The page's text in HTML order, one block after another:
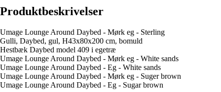
Produktbeskrivelser
Umage Lounge Around Daybed - Mørk eg - Sterling
Gulli, Daybed, gul, H43x80x200 cm, bomuld
Hestbæk Daybed model 409 i egetræ
Umage Lounge Around Daybed - Mørk eg - White sands
Umage Lounge Around Daybed - Eg - White sands
Umage Lounge Around Daybed - Mørk eg - Suger brown
Umage Lounge Around Daybed - Eg - Sugar brown